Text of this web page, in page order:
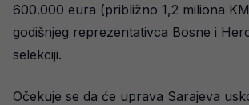
600.000 eura (približno 1,2 miliona
godišnjeg reprezentativca Bosne i
selekciji.
Očekuje se da će uprava Sarajeva